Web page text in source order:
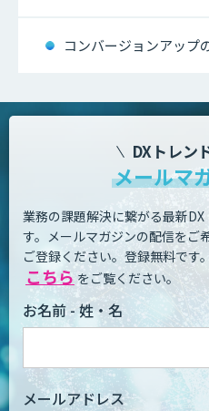
コンバージョンアップ
DXトレン
メールマ
業務の課題解決に繋がる最新
す。 メールマガジンの配信をご
ご登録ください。登録無料です。
こちら をご覧ください。
お名前 - 姓・名
メールアドレス